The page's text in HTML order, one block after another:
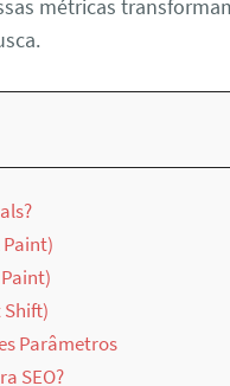
métricas
Shift)
Parâmetros
SEO?